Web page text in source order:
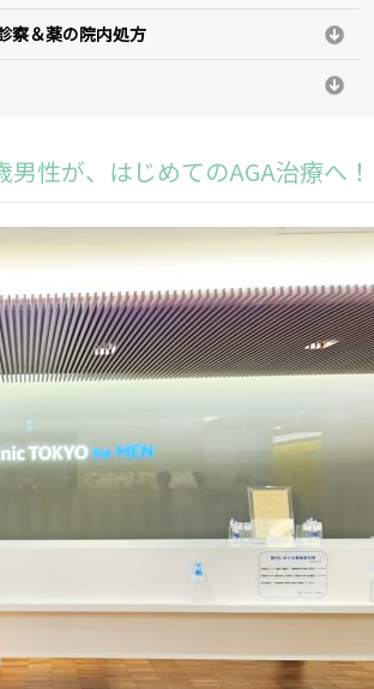
察＆薬の院内処方
男性が、はじめてのAGA治療へ！